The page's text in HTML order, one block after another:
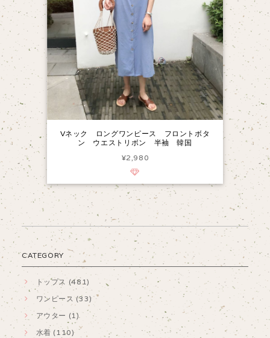
Vネック ロングワンピース フロントボタ
ン ウエストリボン 半袖 韓国
¥2,980
CATEGORY
トップス (481)
ワンピース (33)
アウター (1)
水着 (110)